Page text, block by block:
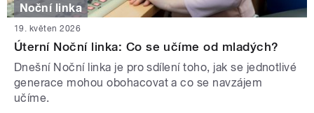
Noční linka
19. květen 2026
Úterní Noční linka: Co se učíme od mladých?
Dnešní Noční linka je pro sdílení toho, jak se jednotlivé
generace mohou obohacovat a co se navzájem
učíme.